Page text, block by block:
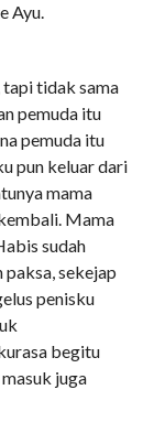
Ayu.
tapi tidak sama
pemuda itu
pemuda itu
pun keluar dari
mama
Mama
sudah
sekejap
penisku
begitu
juga